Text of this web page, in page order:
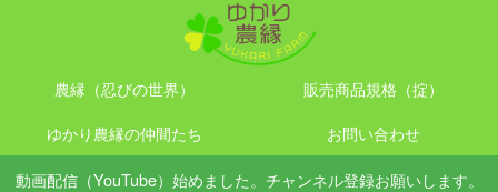
農縁（忍びの世界）
販売商品規格（掟）
ゆかり農縁の仲間たち
お問い合わせ
動画配信（YouTube）始めました。チャンネル登録お願いします。